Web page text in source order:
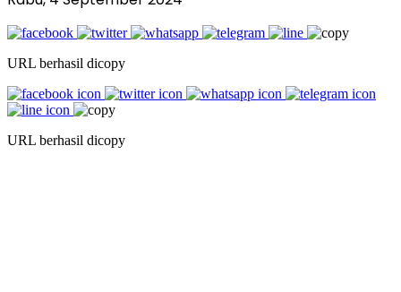
URL berhasil dicopy
URL berhasil dicopy